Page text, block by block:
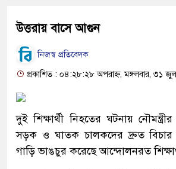
উত্তরায় বাসে আগুন
নিজস্ব প্রতিবেদক
প্রকাশিত : ০৪:২৮:২৮ অপরাহ্ন, মঙ্গলবার, ৩১
দুই শিক্ষার্থী নিহতের ঘটনায়
সড়ক ও ঘাতক চালকদের দ্রুত বিচার
গাড়ি ভাঙচুর করেছে আন্দোলনরত